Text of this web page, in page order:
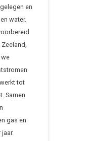
en
water.
we
tot
Samen
gas en
jaar.